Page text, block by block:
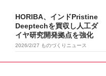
HORIBA、インドPristine
Deeptechを買収し人工ダ
イヤ研究開発拠点を強化
2026/2/27 ものづくりニュース